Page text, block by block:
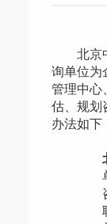
北京中
询单位为
管理中心
估、规划
办法如下
北京
单位地
咨询电
联 系